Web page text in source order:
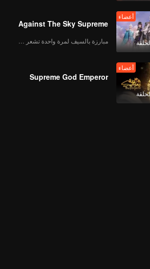
أعضاء
Against The Sky Supreme
أعضاء
Supreme God Emperor